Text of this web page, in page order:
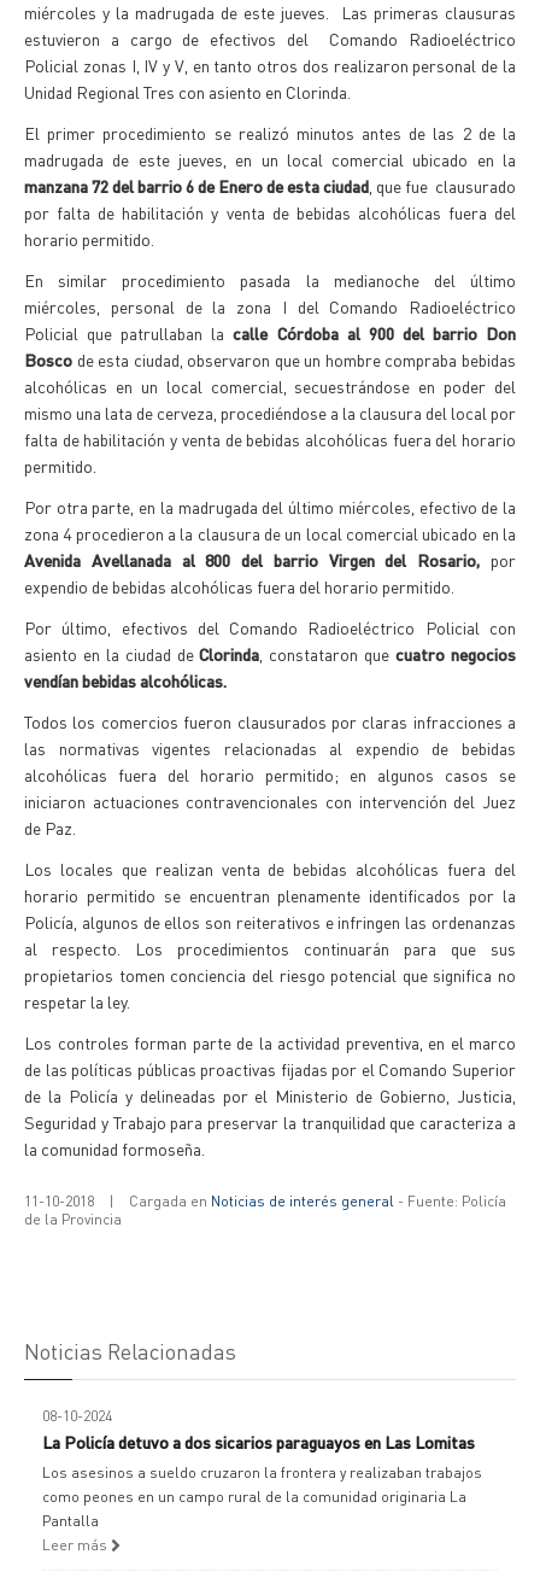
miércoles y la madrugada de este jueves. Las primeras clausuras
estuvieron a cargo de efectivos del Comando Radioeléctrico
Policial zonas I, IV y V, en tanto otros dos realizaron personal de la
Unidad Regional Tres con asiento en Clorinda.
El primer procedimiento se realizó minutos antes de las 2 de la
madrugada de este jueves, en un local comercial ubicado en la
manzana 72 del barrio 6 de Enero de esta ciudad , que fue clausurado
por falta de habilitación y venta de bebidas alcohólicas fuera del
horario permitido.
En similar procedimiento pasada la medianoche del último
miércoles, personal de la zona I del Comando Radioeléctrico
Policial que patrullaban lacalle Córdoba al 900 del barrio Don
Bosco de esta ciudad, observaron que un hombre compraba bebidas
alcohólicas en un local comercial, secuestrándose en poder del
mismo una lata de cerveza, procediéndose a la clausura del local por
falta de habilitación y venta de bebidas alcohólicas fuera del horario
permitido.
Por otra parte, en la madrugada del último miércoles, efectivo de la
zona 4 procedieron a la clausura de un local comercial ubicado en la
Avenida Avellanada al 800 del barrio Virgen del Rosario, por
expendio de bebidas alcohólicas fuera del horario permitido.
Por último, efectivos del Comando Radioeléctrico Policial con
asiento en la ciudad deClorinda , constataron quecuatro negocios
vendían bebidas alcohólicas.
Todos los comercios fueron clausurados por claras infracciones a
las normativas vigentes relacionadas al expendio de bebidas
alcohólicas fuera del horario permitido; en algunos casos se
iniciaron actuaciones contravencionales con intervención del Juez
de Paz.
Los locales que realizan venta de bebidas alcohólicas fuera del
horario permitido se encuentran plenamente identificados por la
Policía, algunos de ellos son reiterativos e infringen las ordenanzas
al respecto. Los procedimientos continuarán para que sus
propietarios tomen conciencia del riesgo potencial que significa no
respetar la ley.
Los controles forman parte de la actividad preventiva, en el marco
de las políticas públicas proactivas fijadas por el Comando Superior
de la Policía y delineadas por el Ministerio de Gobierno, Justicia,
Seguridad y Trabajo para preservar la tranquilidad que caracteriza a
la comunidad formoseña.
11-10-2018 | Cargada en Noticias de interés general - Fuente: Policía
de la Provincia
Noticias Relacionadas
08-10-2024
La Policía detuvo a dos sicarios paraguayos en Las Lomitas
Los asesinos a sueldo cruzaron la frontera y realizaban trabajos
como peones en un campo rural de la comunidad originaria La
Pantalla
Leer más